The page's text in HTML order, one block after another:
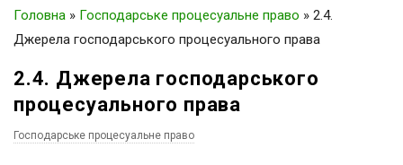
Головна » Господарське процесуальне право » 2.4.
Джерела господарського процесуального права
2.4. Джерела господарського
процесуального права
Господарське процесуальне право